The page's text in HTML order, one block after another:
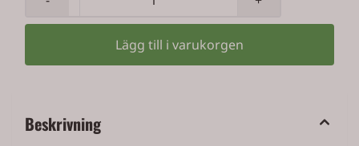
Lägg till i varukorgen
Beskrivning